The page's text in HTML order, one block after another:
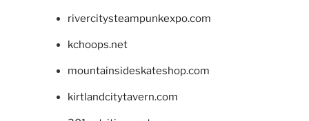
rivercitysteampunkexpo.com
kchoops.net
mountainsideskateshop.com
kirtlandcitytavern.com